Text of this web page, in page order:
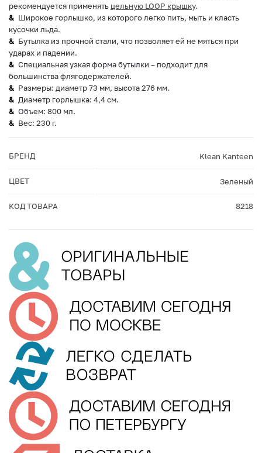
рекомендуется применять цельную LOOP крышку.
Широкое горлышко, из которого легко пить, мыть и класть
кусочки льда.
Бутылка из прочной стали, что позволяет ей не мяться при
ударах и падении.
Специальная узкая форма бутылки – подходит для
большинства флягодержателей.
Размеры: диаметр 73 мм, высота 276 мм.
Диаметр горлышка: 4,4 см.
Объем: 800 мл.
Вес: 230 г.
БРЕНД Klean Kanteen
ЦВЕТ Зеленый
КОД ТОВАРА 8218